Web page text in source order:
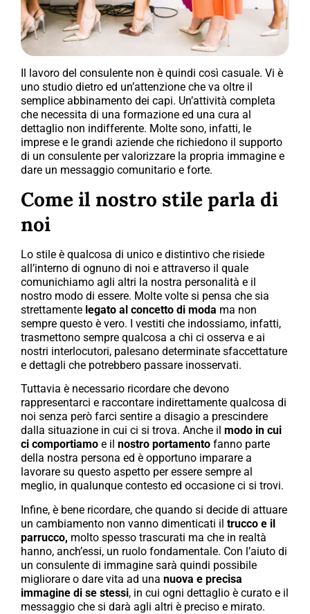
Il lavoro del consulente non è quindi così casuale. Vi è
uno studio dietro ed un’attenzione che va oltre il
semplice abbinamento dei capi. Un’attività completa
che necessita di una formazione ed una cura al
dettaglio non indifferente. Molte sono, infatti, le
imprese e le grandi aziende che richiedono il supporto
di un consulente per valorizzare la propria immagine e
dare un messaggio comunitario e forte.
Come il nostro stile parla di
noi
Lo stile è qualcosa di unico e distintivo che risiede
all’interno di ognuno di noi e attraverso il quale
comunichiamo agli altri la nostra personalità e il
nostro modo di essere. Molte volte si pensa che sia
strettamente legato al concetto di moda ma non
sempre questo è vero. I vestiti che indossiamo, infatti,
trasmettono sempre qualcosa a chi ci osserva e ai
nostri interlocutori, palesano determinate sfaccettature
e dettagli che potrebbero passare inosservati.
Tuttavia è necessario ricordare che devono
rappresentarci e raccontare indirettamente qualcosa di
noi senza però farci sentire a disagio a prescindere
dalla situazione in cui ci si trova. Anche il modo in cui
ci comportiamo e il nostro portamento fanno parte
della nostra persona ed è opportuno imparare a
lavorare su questo aspetto per essere sempre al
meglio, in qualunque contesto ed occasione ci si trovi.
Infine, è bene ricordare, che quando si decide di attuare
un cambiamento non vanno dimenticati il trucco e il
parrucco, molto spesso trascurati ma che in realtà
hanno, anch’essi, un ruolo fondamentale. Con l’aiuto di
un consulente di immagine sarà quindi possibile
migliorare o dare vita ad una nuova e precisa
immagine di se stessi, in cui ogni dettaglio è curato e il
messaggio che si darà agli altri è preciso e mirato.